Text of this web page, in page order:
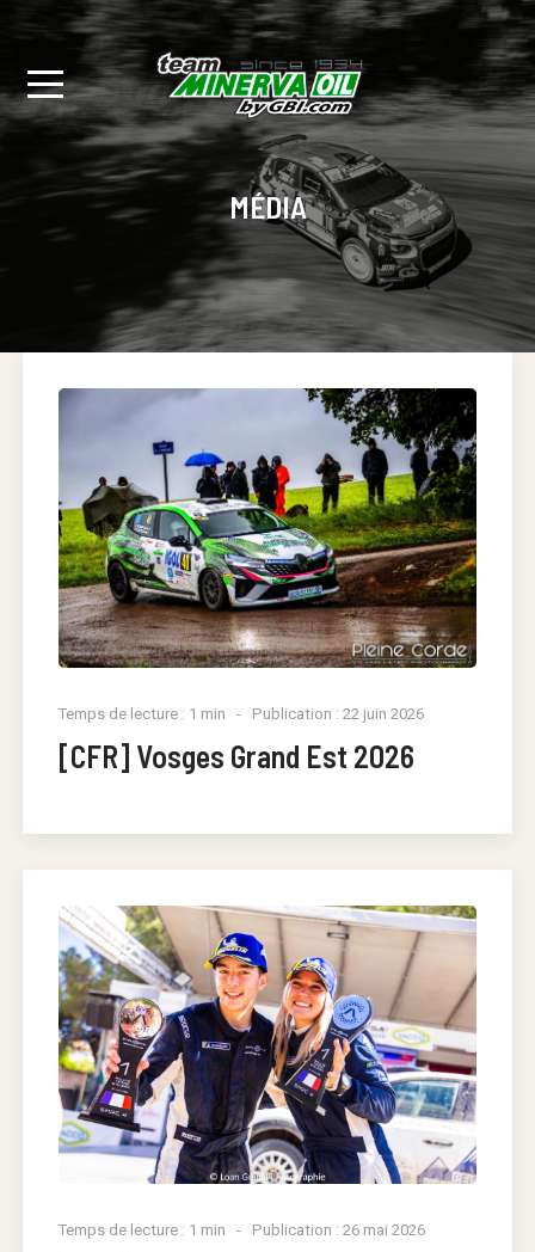
MÉDIA
Temps de lecture : 1 min Publication : 22 juin 2026
[CFR] Vosges Grand Est 2026
Temps de lecture : 1 min Publication : 26 mai 2026